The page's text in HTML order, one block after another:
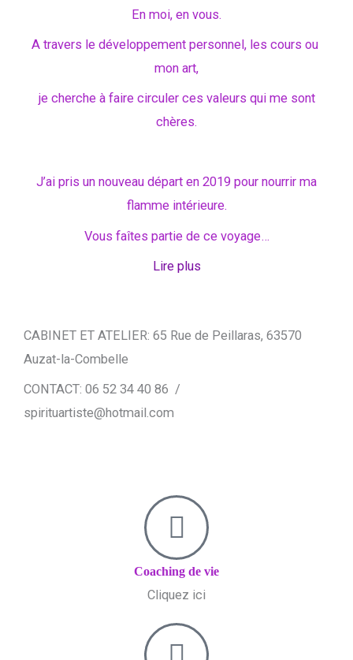
En moi, en vous.
A travers le développement personnel, les cours ou
mon art,
je cherche à faire circuler ces valeurs qui me sont
chères.
J’ai pris un nouveau départ en 2019 pour nourrir ma
flamme intérieure.
Vous faîtes partie de ce voyage…
Lire plus
CABINET ET ATELIER: 65 Rue de Peillaras, 63570
Auzat-la-Combelle
CONTACT: 06 52 34 40 86 /
spirituartiste@hotmail.com
Coaching de vie
Cliquez ici